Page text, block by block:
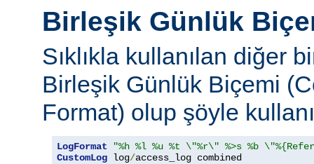
Birleşik Günlük
Sıklıkla kullanılan diğer
Birleşik Günlük Biçemi
Format) olup şöyle
LogFormat
"%h %l %u %t \"%r\" %>s %b
CustomLog log/access_log combined